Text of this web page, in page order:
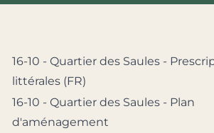
16-10 - Quartier des Saules -
littérales (FR)
16-10 - Quartier des Saules - Plan
d'aménagement